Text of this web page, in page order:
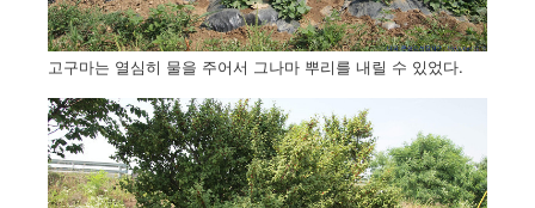
고구마는 열심히 물을 주어서 그나마 뿌리를 내릴 수 있었다.